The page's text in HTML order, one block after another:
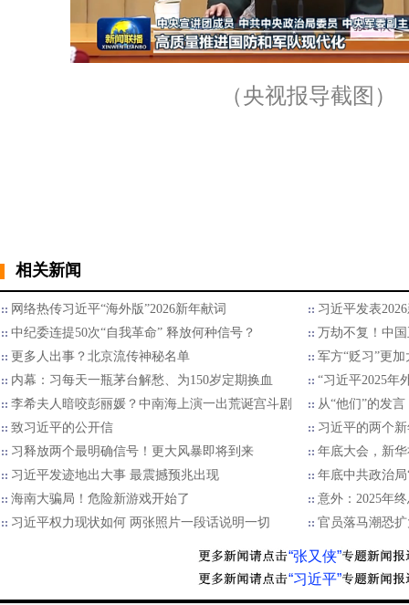
（央视报导截图）
相关新闻
网络热传习近平“海外版”2026新年献词
习近平发表
中纪委连提50次“自我革命” 释放何种信号？
万劫不复！中
更多人出事？北京流传神秘名单
军方“贬习”更加
内幕：习每天一瓶茅台解愁、为150岁定期换血
“习近平2025年
李希夫人暗咬彭丽媛？中南海上演一出荒诞宫斗剧
从“他们”的发
致习近平的公开信
习近平的两个
习释放两个最明确信号！更大风暴即将到来
年底大会，新
习近平发迹地出大事 最震撼预兆出现
年底中共政治
海南大骗局！危险新游戏开始了
意外：2025年
习近平权力现状如何 两张照片一段话说明一切
官员落马潮恐
“张又侠”
“习近平”